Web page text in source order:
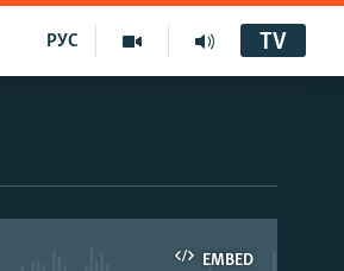
РУС TV
EMBED